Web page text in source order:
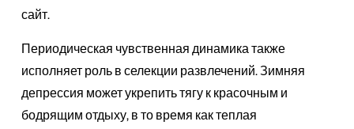
сайт.
Периодическая чувственная динамика также
исполняет роль в селекции развлечений. Зимняя
депрессия может укрепить тягу к красочным и
бодрящим отдыху, в то время как теплая